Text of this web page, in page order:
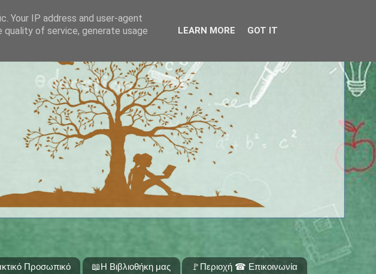
Προσωπικό 📖Η Βιβλιοθήκη μας 🚩Περιοχή ☎ Επικοινωνία
Your IP address and user-agent
of service, generate usage
LEARN MORE GOT IT